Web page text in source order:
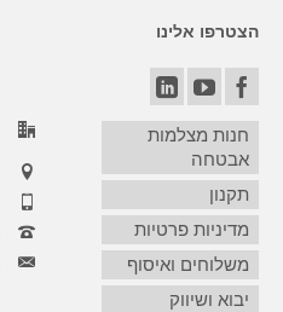
הצטרפו אלינו
חנות מצלמות
אבטחה
תקנון
מדיניות פרטיות
משלוחים ואיסוף
יבוא ושיווק